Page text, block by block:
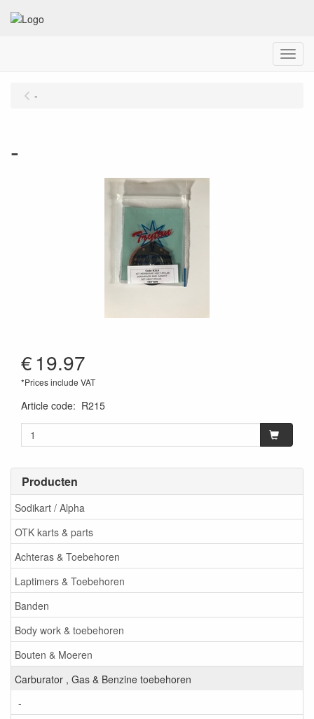
Menu
Producten
Sodikart / Alpha
OTK karts & parts
Achteras & Toebehoren
Laptimers & Toebehoren
Banden
Body work & toebehoren
Bouten & Moeren
Carburator , Gas & Benzine toebehoren
-
-
-
€19.97
*Prices include VAT
Article code: R215